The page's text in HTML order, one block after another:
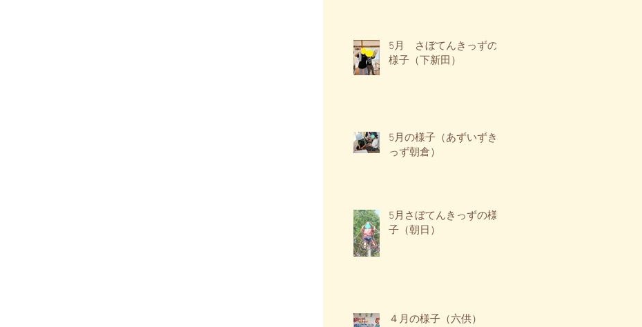
5月 さぼてんきっずの
様子（下新田）
5月の様子（あずいずき
っず朝倉）
5月さぼてんきっずの様
子（朝日）
４月の様子（六供）